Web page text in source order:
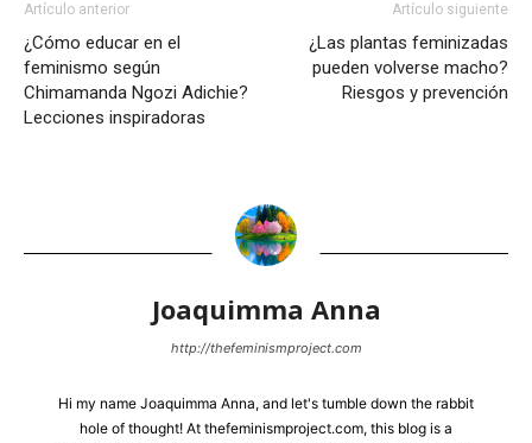
Artículo anterior
¿Cómo educar en el
feminismo según
Chimamanda Ngozi Adichie?
Lecciones inspiradoras
Artículo siguiente
¿Las plantas feminizadas
pueden volverse macho?
Riesgos y prevención
Joaquimma Anna
http://thefeminismproject.com
Hi my name Joaquimma Anna, and let's tumble down the rabbit
hole of thought! At thefeminismproject.com, this blog is a